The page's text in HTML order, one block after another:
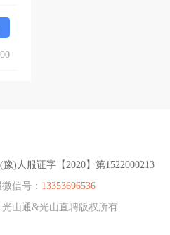
(豫)人服证字【2020】第1522000213
信号： 13353696536
光山通&光山直聘版权所有